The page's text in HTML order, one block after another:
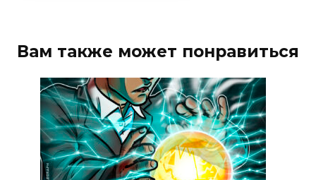
Вам также может понравиться